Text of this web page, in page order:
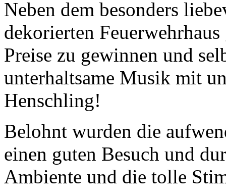
Neben dem besonders
dekorierten
Preise zu gewinnen und
unterhaltsame Musik mit
Henschling!
Belohnt wurden die
einen guten Besuch und
Ambiente und die tolle